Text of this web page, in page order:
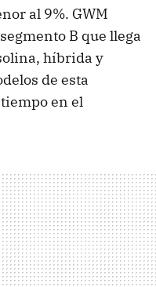
al 9%. GWM
B que llega
híbrida y
de esta
en el